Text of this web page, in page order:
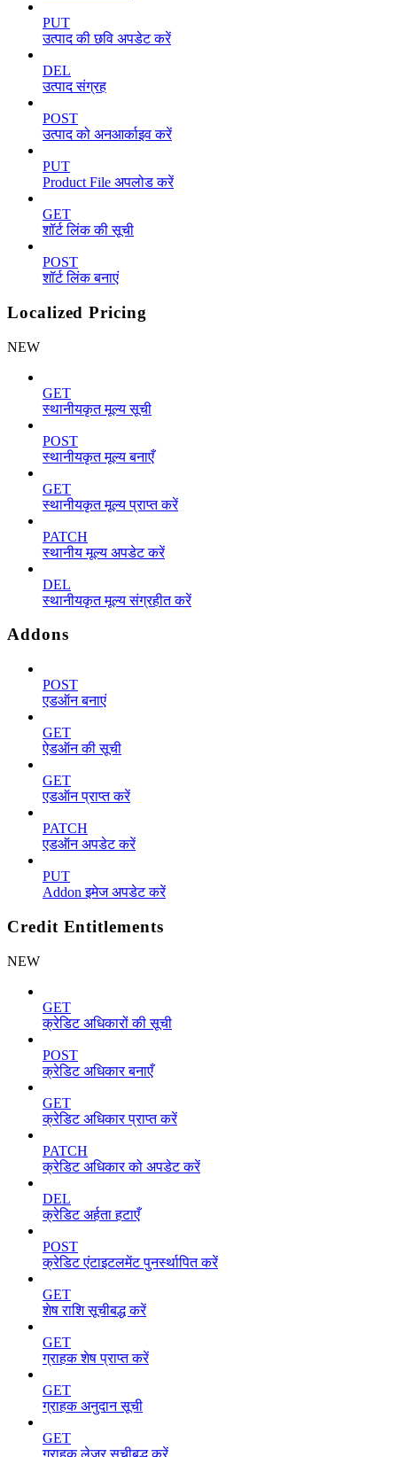
PUT
उत्पाद की छवि अपडेट करें
DEL
उत्पाद संग्रह
POST
उत्पाद को अनआर्काइव करें
PUT
Product File अपलोड करें
GET
शॉर्ट लिंक की सूची
POST
शॉर्ट लिंक बनाएं
Localized Pricing
NEW
GET
स्थानीयकृत मूल्य सूची
POST
स्थानीयकृत मूल्य बनाएँ
GET
स्थानीयकृत मूल्य प्राप्त करें
PATCH
स्थानीय मूल्य अपडेट करें
DEL
स्थानीयकृत मूल्य संग्रहीत करें
Addons
POST
एडऑन बनाएं
GET
ऐडऑन की सूची
GET
एडऑन प्राप्त करें
PATCH
एडऑन अपडेट करें
PUT
Addon इमेज अपडेट करें
Credit Entitlements
NEW
GET
क्रेडिट अधिकारों की सूची
POST
क्रेडिट अधिकार बनाएँ
GET
क्रेडिट अधिकार प्राप्त करें
PATCH
क्रेडिट अधिकार को अपडेट करें
DEL
क्रेडिट अर्हता हटाएँ
POST
क्रेडिट एंटाइटलमेंट पुनर्स्थापित करें
GET
शेष राशि सूचीबद्ध करें
GET
ग्राहक शेष प्राप्त करें
GET
ग्राहक अनुदान सूची
GET
ग्राहक लेजर सूचीबद्ध करें